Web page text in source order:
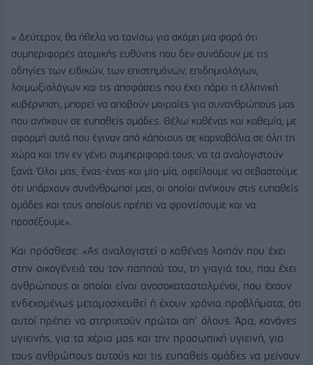
» Δεύτερον, θα ήθελα να τονίσω για ακόμη μια φορά ότι
συμπεριφορές ατομικής ευθύνης που δεν συνάδουν με τις
οδηγίες των ειδικών, των επιστημόνων, επιδημιολόγων,
λοιμωξιολόγων και τις αποφάσεις που έχει πάρει η ελληνική
κυβέρνηση, μπορεί να αποβούν μοιραίες για συνανθρώπους μας
που ανήκουν σε ευπαθείς ομάδες. Θέλω καθένας και καθεμία, με
αφορμή αυτά που έγιναν από κάποιους σε καρναβάλια σε όλη τη
χώρα και την εν γένει συμπεριφορά τους, να τα αναλογιστούν
ξανά. Όλοι μας, ένας-ένας και μία-μία, οφείλουμε να σεβαστούμε
ότι υπάρχουν συνάνθρωποί μας, οι οποίοι ανήκουν στις ευπαθείς
ομάδες και τους οποίους πρέπει να φροντίσουμε και να
προσέξουμε».
Και πρόσθεσε: «Ας αναλογιστεί ο καθένας λοιπόν που έχει
στην οικογένειά του τον παππού του, τη γιαγιά του, που έχει
ανθρώπους οι οποίοι είναι ανοσοκατασταλμένοι, που έχουν
ενδεχομένως μεταμοσχευθεί ή έχουν χρόνια προβλήματα, ότι
αυτοί πρέπει να στηριχτούν πρώτοι απ’ όλους. Άρα, κανόνες
υγιεινής, για τα χέρια μας και την προσωπική υγιεινή, για
τους ανθρώπους αυτούς και τις ευπαθείς ομάδες να μείνουν